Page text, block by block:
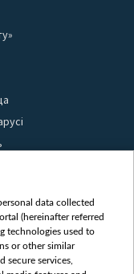
data collected
(hereinafter referred
technologies used to
or other similar
services,